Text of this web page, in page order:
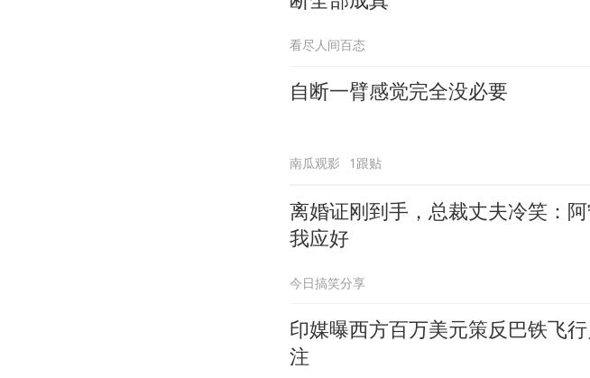
看尽人间百态
自断一臂感觉完全没必要
南瓜观影 1跟贴
离婚证刚到手，总裁丈夫冷笑：
我应好
今日搞笑分享
印媒曝西方百万美元策反巴铁飞
注